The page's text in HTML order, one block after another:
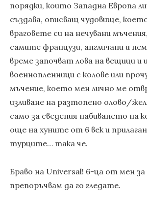
порядки, които Западна Европа
създава, описващ чудовище,
враговете си на нечувани
самите французи, англичани и
време започват лова на вещици и
военнопленници с колове или
мъчение, което мен лично ме
изливане на разтопено олово/
само за сведения набиването на
още на хуните от 6 век и
турците… така че.
Браво на Universal! 6-ца от мен
препоръчвам да го гледате.